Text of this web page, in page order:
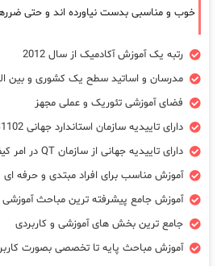
خوب و مناسبی بدست نیاورده اند و حتی
رتبه یک آموزش آکادمیک از سال 2012
مدرسان و اساتید سطح یک کشوری و بین
فضای آموزشی تئوریک و عملی مجهز
دارای تاییدیه سازمان استاندارد جهانی ISO1200, IS1102
دارای تاییدیه جهانی از سازمان QT در امر کیفیت آموزش
آموزش مناسب برای افراد مبتدی و حرفه ای
آموزش جامع پیشرفته ترین مباحث آموزشی
جامع ترین بخش های آموزشی و کاربردی
آموزش مباحث پایه تا تخصصی بصورت